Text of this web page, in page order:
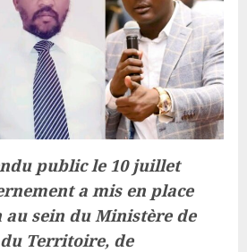
public le 10 juillet
a mis en place
au sein du Ministère de
Territoire, de